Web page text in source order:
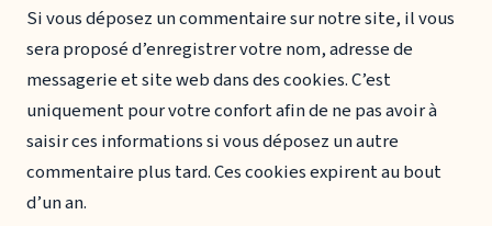
Si vous déposez un commentaire sur notre site, il vous
sera proposé d’enregistrer votre nom, adresse de
messagerie et site web dans des cookies. C’est
uniquement pour votre confort afin de ne pas avoir à
saisir ces informations si vous déposez un autre
commentaire plus tard. Ces cookies expirent au bout
d’un an.